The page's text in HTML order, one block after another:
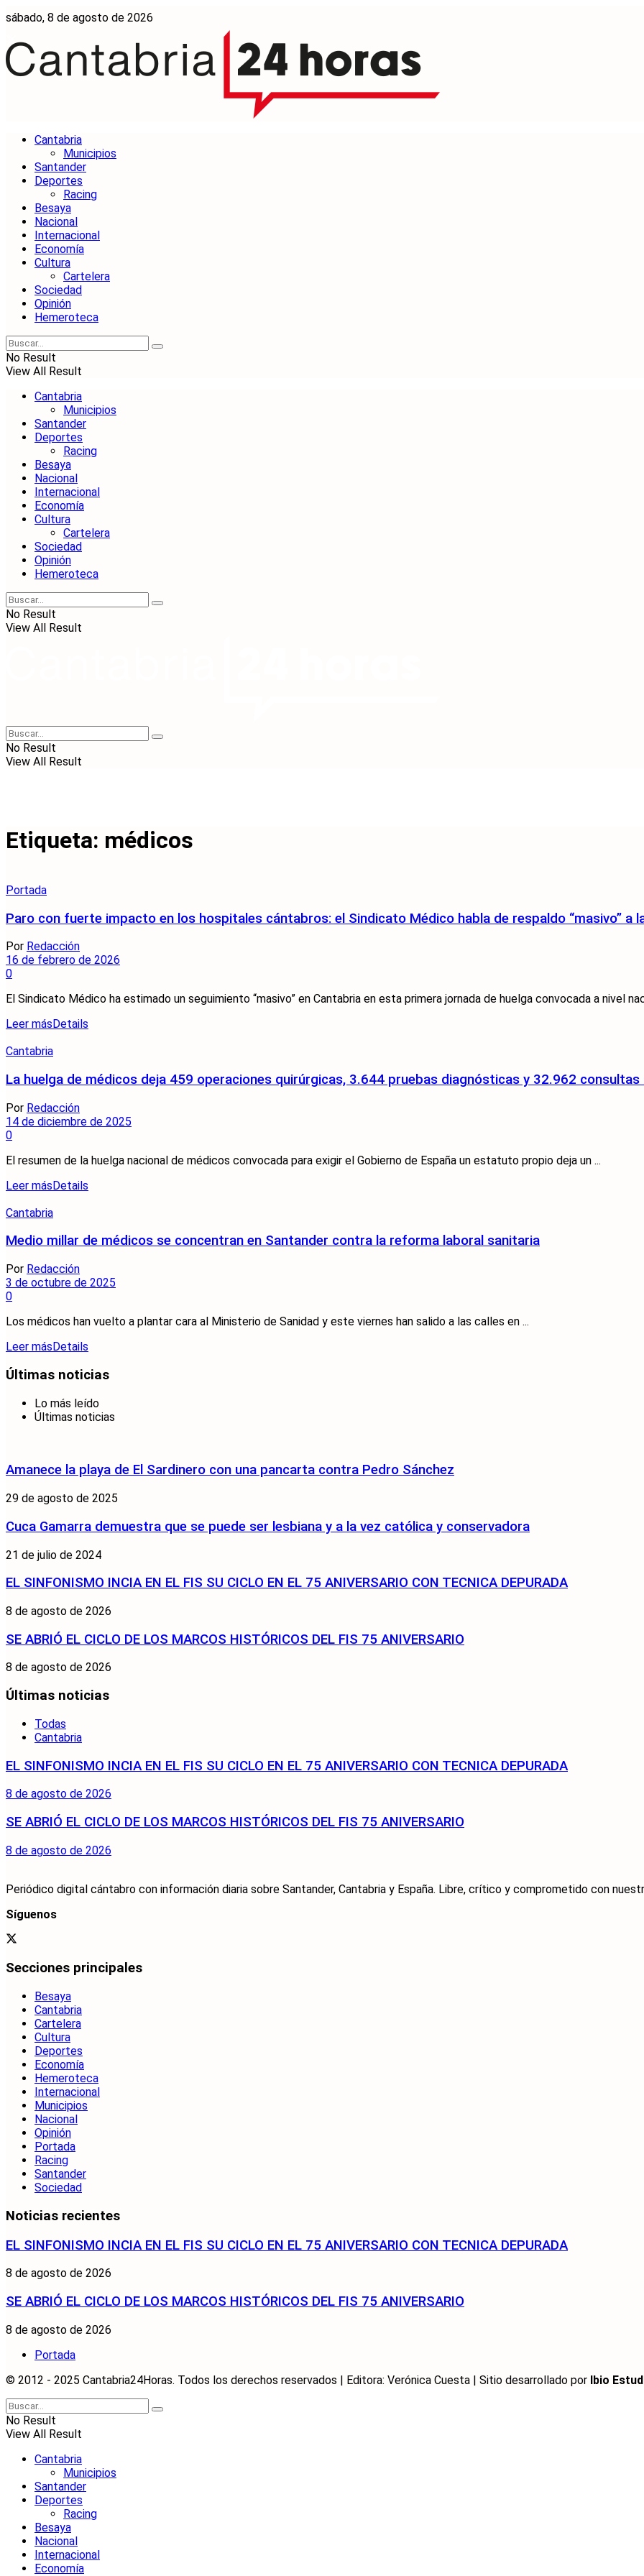
sábado, 8 de agosto de 2026
Cantabria
Municipios
Santander
Deportes
Racing
Besaya
Nacional
Internacional
Economía
Cultura
Cartelera
Sociedad
Opinión
Hemeroteca
No Result
View All Result
Cantabria
Municipios
Santander
Deportes
Racing
Besaya
Nacional
Internacional
Economía
Cultura
Cartelera
Sociedad
Opinión
Hemeroteca
No Result
View All Result
No Result
View All Result
Etiqueta: médicos
Portada
Paro con fuerte impacto en los hospitales cántabros: el Sindicato Médico habla de respaldo “masivo” a
Por Redacción
16 de febrero de 2026
0
El Sindicato Médico ha estimado un seguimiento “masivo” en Cantabria en esta primera jornada de huelga convocada a nivel
Leer más Details
Cantabria
La huelga de médicos deja 459 operaciones quirúrgicas, 3.644 pruebas diagnósticas y 32.962 consultas
Por Redacción
14 de diciembre de 2025
0
El resumen de la huelga nacional de médicos convocada para exigir el Gobierno de España un estatuto propio deja un ...
Leer másDetails
Cantabria
Medio millar de médicos se concentran en Santander contra la reforma laboral sanitaria
Por Redacción
3 de octubre de 2025
0
Los médicos han vuelto a plantar cara al Ministerio de Sanidad y este viernes han salido a las calles en ...
Leer más Details
Últimas noticias
Lo más leído
Últimas noticias
Amanece la playa de El Sardinero con una pancarta contra Pedro Sánchez
29 de agosto de 2025
Cuca Gamarra demuestra que se puede ser lesbiana y a la vez católica y conservadora
21 de julio de 2024
EL SINFONISMO INCIA EN EL FIS SU CICLO EN EL 75 ANIVERSARIO CON TECNICA DEPURADA
8 de agosto de 2026
SE ABRIÓ EL CICLO DE LOS MARCOS HISTÓRICOS DEL FIS 75 ANIVERSARIO
8 de agosto de 2026
Últimas noticias
Todas
Cantabria
EL SINFONISMO INCIA EN EL FIS SU CICLO EN EL 75 ANIVERSARIO CON TECNICA DEPURADA
8 de agosto de 2026
SE ABRIÓ EL CICLO DE LOS MARCOS HISTÓRICOS DEL FIS 75 ANIVERSARIO
8 de agosto de 2026
Periódico digital cántabro con información diaria sobre Santander, Cantabria y España. Libre, crítico y comprometido con
Síguenos
Secciones principales
Besaya
Cantabria
Cartelera
Cultura
Deportes
Economía
Hemeroteca
Internacional
Municipios
Nacional
Opinión
Portada
Racing
Santander
Sociedad
Noticias recientes
EL SINFONISMO INCIA EN EL FIS SU CICLO EN EL 75 ANIVERSARIO CON TECNICA DEPURADA
8 de agosto de 2026
SE ABRIÓ EL CICLO DE LOS MARCOS HISTÓRICOS DEL FIS 75 ANIVERSARIO
8 de agosto de 2026
Portada
© 2012 - 2025 Cantabria24Horas. Todos los derechos reservados | Editora: Verónica Cuesta | Sitio desarrollado por Ibio
No Result
View All Result
Cantabria
Municipios
Santander
Deportes
Racing
Besaya
Nacional
Internacional
Economía